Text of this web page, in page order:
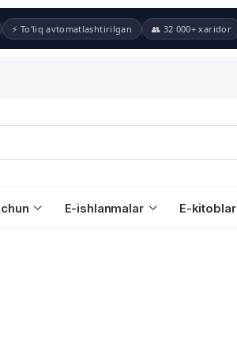
⚡ To'liq avtomatlashtirilgan 👥 32 000+ xaridor
E-ishlanmalar E-kitoblar